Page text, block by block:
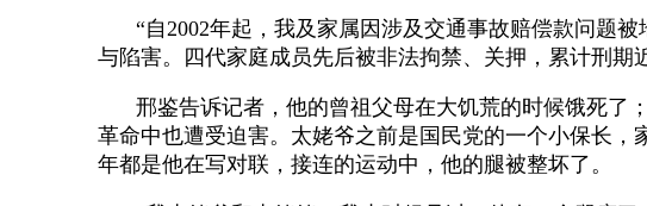
“自2002年起，我及家属因涉及交通事故赔偿款问题
与陷害。四代家庭成员先后被非法拘禁、关押，累计刑期
邢鉴告诉记者，他的曾祖父母在大饥荒的时候饿死了
革命中也遭受迫害。太姥爷之前是国民党的一个小保长，
年都是他在写对联，接连的运动中，他的腿被整坏了。